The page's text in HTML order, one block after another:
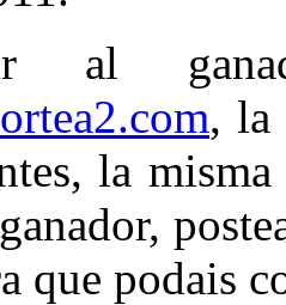
al
, la
la
que podais